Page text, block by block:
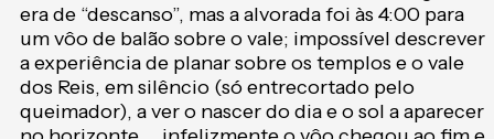
era de “descanso”, mas a alvorada foi às 4:00 para
um vôo de balão sobre o vale; impossível descrever
a experiência de planar sobre os templos e o vale
dos Reis, em silêncio (só entrecortado pelo
queimador), a ver o nascer do dia e o sol a aparecer